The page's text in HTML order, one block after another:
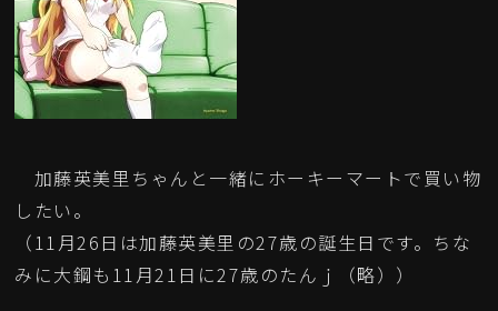
加藤英美里ちゃんと一緒にホーキーマートで買い物
したい。
（11月26日は加藤英美里の27歳の誕生日です。ちな
みに大鋼も11月21日に27歳のたんｊ（略））